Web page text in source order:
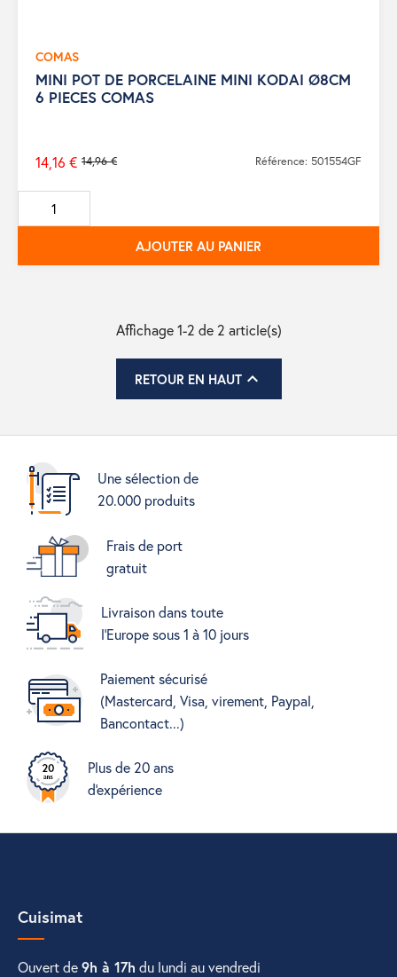
COMAS
MINI POT DE PORCELAINE MINI KODAI Ø8CM
6 PIECES COMAS
Prix
de
base
14,96 €
14,16 € Référence: 501554GF
AJOUTER AU PANIER
Affichage 1-2 de 2 article(s)
RETOUR EN HAUT
Une sélection de
20.000 produits
Frais de port
gratuit
Livraison dans toute
l'Europe sous 1 à 10 jours
Paiement sécurisé
(Mastercard, Visa, virement, Paypal,
Bancontact...)
Plus de 20 ans
d'expérience
Cuisimat
Ouvert de9h à 17h du lundi au vendredi